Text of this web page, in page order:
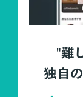
"難
独自